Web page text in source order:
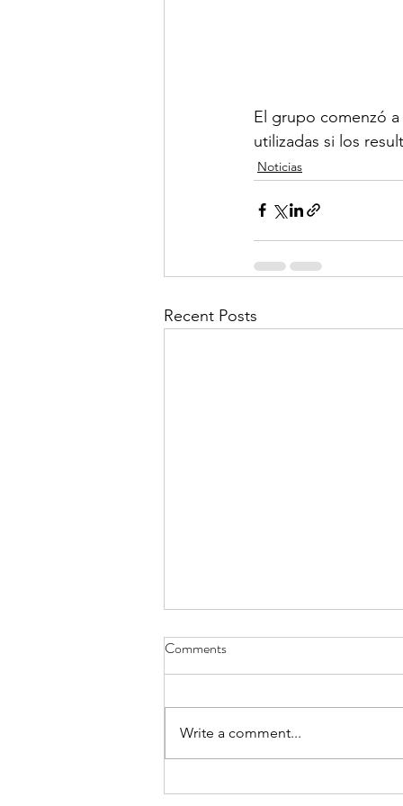
El grupo comenzó
utilizadas si los
Noticias
Recent Posts
5 Reasons Why Americans are
Comments
Write a comment...